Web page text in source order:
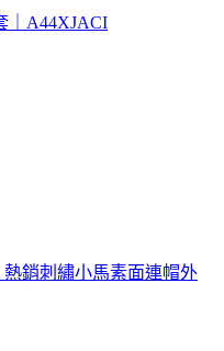
｜A44XJACI
銷刺繡小馬素面連帽外